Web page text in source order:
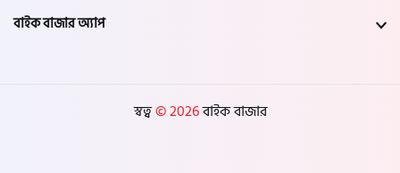
বাইক বাজার অ্যাপ
স্বত্ব© 2026বাইক বাজার